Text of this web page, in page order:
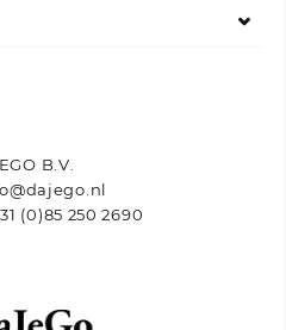
B.V.
(0)85 250 2690